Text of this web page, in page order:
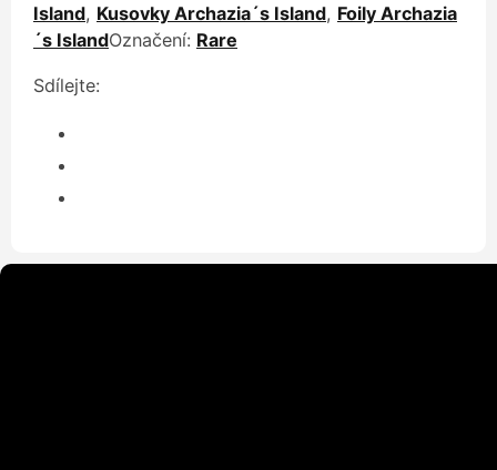
Island, Kusovky Archazia´s Island, Foily Archazia
´s IslandOznačení: Rare
Sdílejte: